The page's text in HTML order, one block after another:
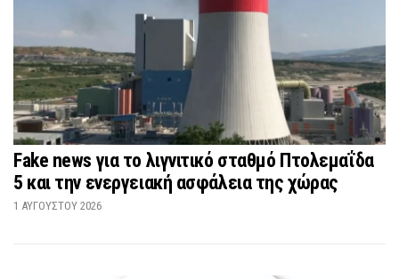
Fake news για το λιγνιτικό σταθμό Πτολεμαΐδα
5 και την ενεργειακή ασφάλεια της χώρας
1 ΑΥΓΟΎΣΤΟΥ 2026